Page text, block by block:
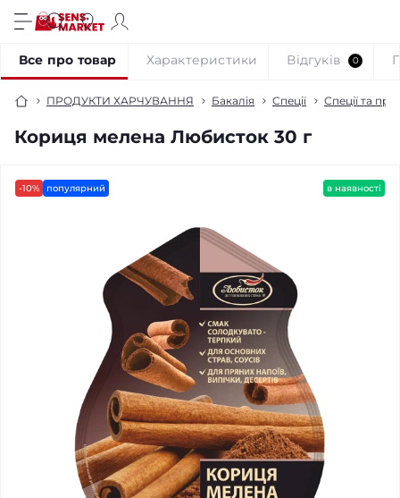
ПРОДУКТИ ХАРЧУВАННЯ Бакалія Спеції Спеції та
Кориця мелена Любисток 30 г
Все про товар Характеристики Відгуків 0
-10% популярний в наявності